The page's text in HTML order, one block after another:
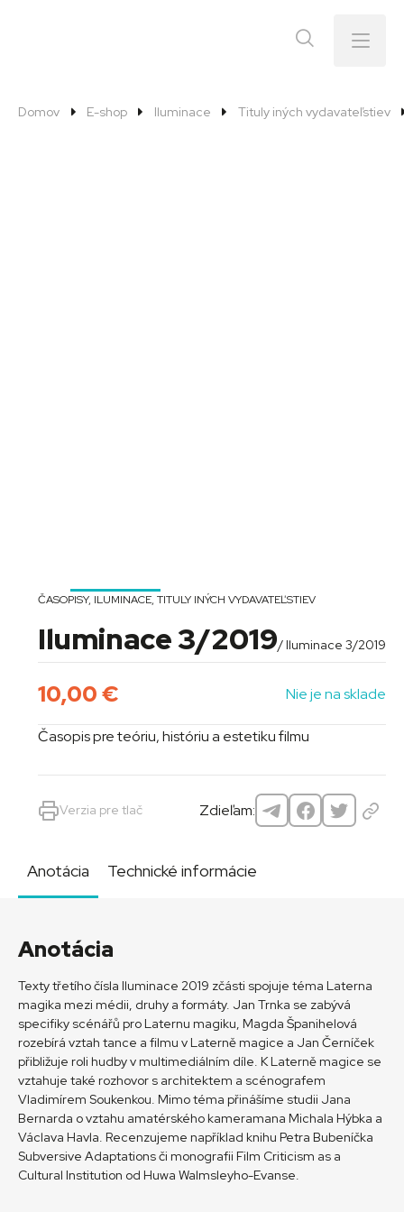
Menu
Domov E-shop Iluminace Tituly iných vydavateľstiev
ČASOPISY, ILUMINACE, TITULY INÝCH VYDAVATEĽSTIEV
Iluminace 3/2019/ Iluminace 3/2019
10,00€ Nie je na sklade
Časopis pre teóriu, históriu a estetiku filmu
Verzia pre tlač Zdieľam:
Anotácia Technické informácie
Anotácia
Texty třetího čísla Iluminace 2019 zčásti spojuje téma Laterna
magika mezi médii, druhy a formáty. Jan Trnka se zabývá
specifiky scénářů pro Laternu magiku, Magda Španihelová
rozebírá vztah tance a filmu v Laterně magice a Jan Černíček
přibližuje roli hudby v multimediálním díle. K Laterně magice se
vztahuje také rozhovor s architektem a scénografem
Vladimírem Soukenkou. Mimo téma přinášíme studii Jana
Bernarda o vztahu amatérského kameramana Michala Hýbka a
Václava Havla. Recenzujeme například knihu Petra Bubeníčka
Subversive Adaptations či monografii Film Criticism as a
Cultural Institution od Huwa Walmsleyho-Evanse.